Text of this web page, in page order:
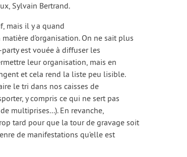
Sylvain Bertrand.
mais il y a quand
d’organisation. On ne sait plus
est vouée à diffuser les
leur organisation, mais en
et cela rend la liste peu lisible.
le tri dans nos caisses de
y compris ce qui ne sert pas
multiprises...). En revanche,
tard pour que la tour de gravage soit
de manifestations qu’elle est